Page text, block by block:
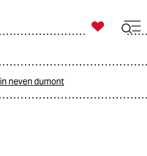
ich

taz zahl ich
neven dumont